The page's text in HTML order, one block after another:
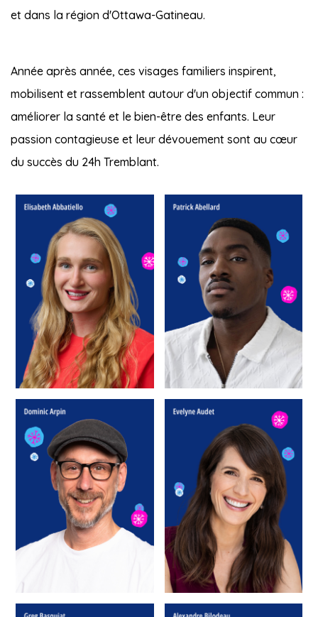
et dans la région d'Ottawa-Gatineau.
Année après année, ces visages familiers inspirent,
mobilisent et rassemblent autour d'un objectif commun :
améliorer la santé et le bien-être des enfants. Leur
passion contagieuse et leur dévouement sont au cœur
du succès du 24h Tremblant.